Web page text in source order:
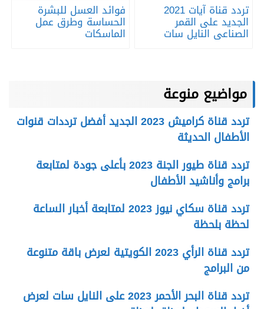
تردد قناة آيات 2021
الجديد على القمر
الصناعى النايل سات
فوائد العسل للبشرة
الحساسة وطرق عمل
الماسكات
مواضيع منوعة
تردد قناة كراميش 2023 الجديد أفضل ترددات قنوات
الأطفال الحديثة
تردد قناة طيور الجنة 2023 بأعلى جودة لمتابعة
برامج وأناشيد الأطفال
تردد قناة سكاي نيوز 2023 لمتابعة أخبار الساعة
لحظة بلحظة
تردد قناة الرأي 2023 الكويتية لعرض باقة متنوعة
من البرامج
تردد قناة البحر الأحمر 2023 على النايل سات لعرض